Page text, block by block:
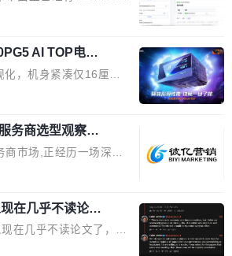
这些 AI 浏览器插件
个"，我都觉得这个问题
从用户变成开发者的。
不少 AI 浏览器插件。
中一段文字，弹出解
它们本质上都是同一类
的聊天框。 它们能读取
丢给大模型，再返回一
然有用，但总觉得差点
管理系统里，需要填50
有联动逻辑；比如我
AI TOP电
地AI算力打造旗
，机身紧凑仅16厘米
相后，技嘉科技近日正
与本地AI算力平台打
提供1600W额定功率
持ATX 3.1与PCIe 5.1
、完善供电线材与内置
满足当下高阶PC主机
功率，紧凑机身 钛金雕1
输出功率，同时实现
务商选型观察：
思维的范式转移
市场,正经历一场深刻
牌代理机构市场从2025
2032年将突破120亿美
相关服务市场更是从20
至2026年的8763亿美
在几乎不读论文
在几乎不读论文了，而
NeurIPS 充斥着大量过